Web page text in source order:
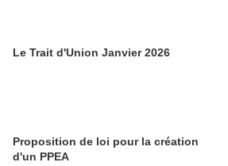
Le Trait d'Union Janvier 2026
Proposition de loi pour la création
d'un PPEA